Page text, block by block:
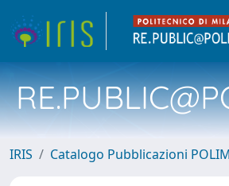
IRIS Catalogo Pubblicazioni